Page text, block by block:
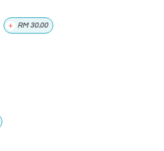
+ RM 30.00